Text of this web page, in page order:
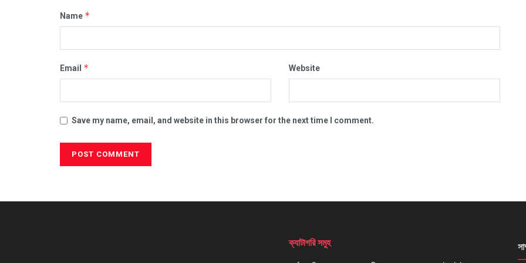
Name *
Email * Website
Save my name, email, and website in this browser for the next time I comment.
ক্যাটাগরি সমুহ